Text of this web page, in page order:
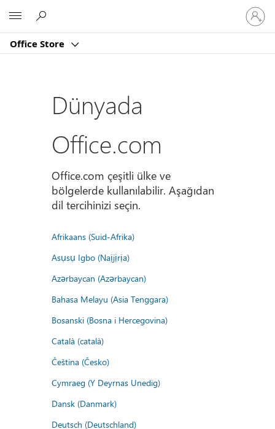
Office Store
oturum
açın
Dünyada
Office.com
Office.com çeşitli ülke ve
bölgelerde kullanılabilir. Aşağıdan
dil tercihinizi seçin.
Afrikaans (Suid-Afrika)
Asụsụ Igbo (Naịjịrịa)
Azərbaycan (Azərbaycan)
Bahasa Melayu (Asia Tenggara)
Bosanski (Bosna i Hercegovina)
Català (català)
Čeština (Česko)
Cymraeg (Y Deyrnas Unedig)
Dansk (Danmark)
Deutsch (Deutschland)